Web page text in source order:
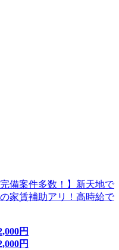
備案件多数！】新天地で
家賃補助アリ！高時給で
円
円